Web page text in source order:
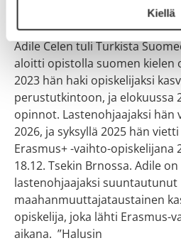
Kiellä
Adile Celen tuli Turkista
aloitti opistolla suomen kielen
2023 hän haki opiskelijaksi
perustutkintoon, ja elokuussa
opinnot. Lastenohjaajaksi hän
2026, ja syksyllä 2025 hän
Erasmus+ -vaihto-opiskelijana
18.12. Tsekin Brnossa. Adile
lastenohjaajaksi suuntautunut
maahanmuuttajataustainen
opiskelija, joka lähti Erasmus-
aikana. ”Halusin